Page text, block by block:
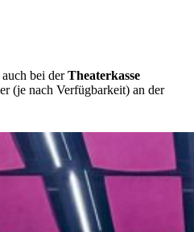
bei derTheaterkasse
(je nach Verfügbarkeit) an der